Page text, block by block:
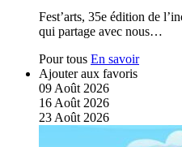
Fest’arts, 35e édition de
qui partage avec nous…
Pour tous En savoir
Ajouter aux favoris
09 Août 2026
16 Août 2026
23 Août 2026